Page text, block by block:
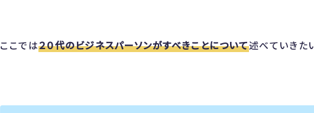
ここでは２０代のビジネスパーソンがすべきことについて述べていきた